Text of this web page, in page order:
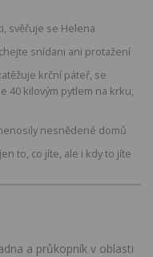
svěřuje se Helena
snídani ani protažení
krční páteř, se
40 kilovým pytlem na krku,
nesnědené domů
to, co jíte, ale i kdy to jíte
a průkopník v oblasti